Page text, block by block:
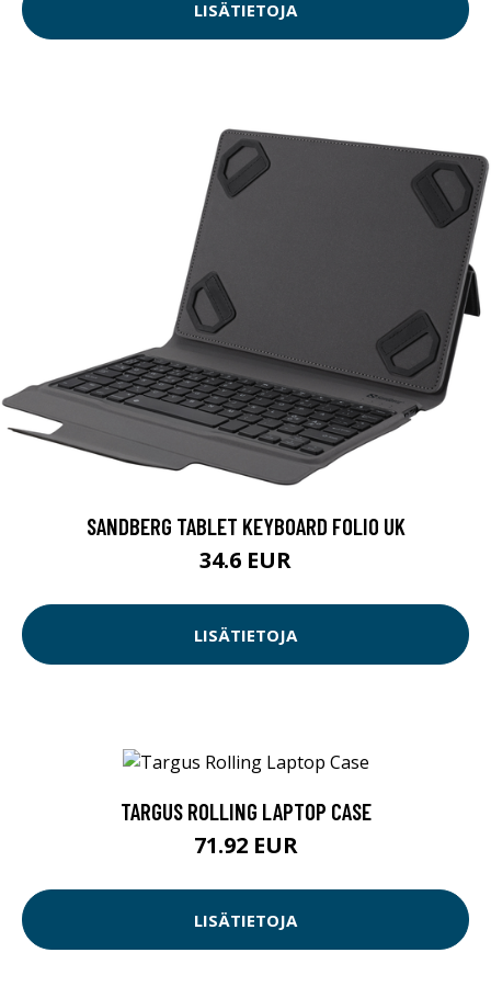
LISÄTIETOJA
SANDBERG TABLET KEYBOARD FOLIO UK
34.6 EUR
LISÄTIETOJA
TARGUS ROLLING LAPTOP CASE
71.92 EUR
LISÄTIETOJA